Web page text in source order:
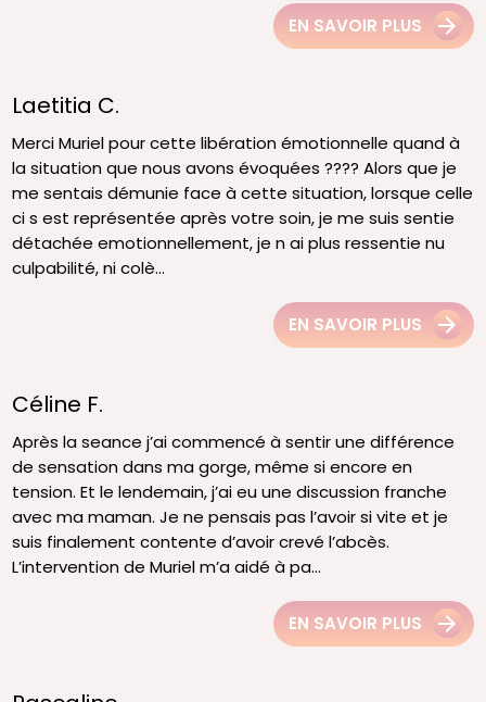
EN SAVOIR PLUS
Laetitia C.
Merci Muriel pour cette libération émotionnelle quand à
la situation que nous avons évoquées ???? Alors que je
me sentais démunie face à cette situation, lorsque celle
ci s est représentée après votre soin, je me suis sentie
détachée emotionnellement, je n ai plus ressentie nu
culpabilité, ni colè...
EN SAVOIR PLUS
Céline F.
Après la seance j’ai commencé à sentir une différence
de sensation dans ma gorge, même si encore en
tension. Et le lendemain, j’ai eu une discussion franche
avec ma maman. Je ne pensais pas l’avoir si vite et je
suis finalement contente d’avoir crevé l’abcès.
L’intervention de Muriel m’a aidé à pa...
EN SAVOIR PLUS